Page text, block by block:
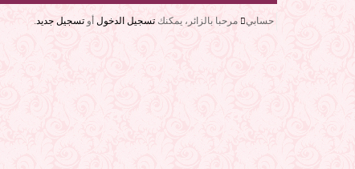
حسابي مرحبا بالزائر، يمكنك تسجيل الدخول أو تسجيل جديد.